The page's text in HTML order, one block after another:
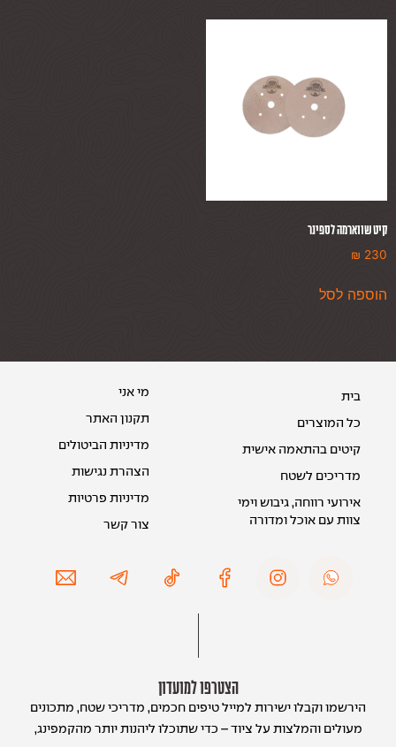
קיט שווארמה לספינר
₪ 230
הוספה לסל
בית
כל המוצרים
קיטים בהתאמה אישית
מדריכים לשטח
אירועי רווחה, גיבוש וימי
צוות עם אוכל ומדורה
הצטרפו למועדון
הירשמו וקבלו ישירות למייל טיפים חכמים, מדריכי שטח, מתכונים
מעולים והמלצות על ציוד – כדי שתוכלו ליהנות יותר מהקמפינג,
מי אני
תקנון האתר
מדיניות הביטולים
הצהרת נגישות
מדיניות פרטיות
צור קשר